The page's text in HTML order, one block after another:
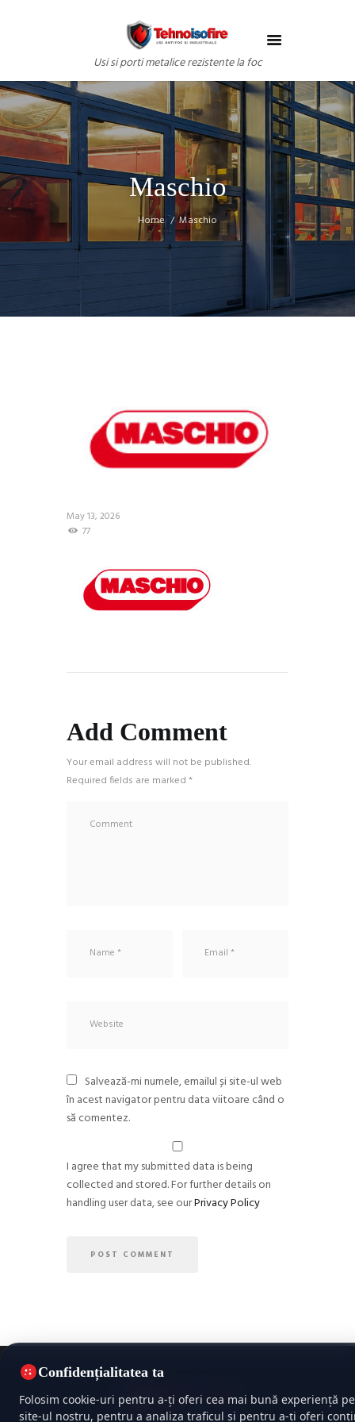
Usi si porti metalice rezistente la foc
Maschio
Home Maschio
May 13, 2026
77
Add Comment
Your email address will not be published.
Required fields are marked *
Salvează-mi numele, emailul și site-ul web
în acest navigator pentru data viitoare când o
să comentez.
I agree that my submitted data is being
collected and stored. For further details on
handling user data, see ourPrivacy Policy
Confidențialitatea ta
Folosim cookie-uri pentru a-ți oferi cea mai bună experiență pe
site-ul nostru, pentru a analiza traficul și pentru a-ți oferi